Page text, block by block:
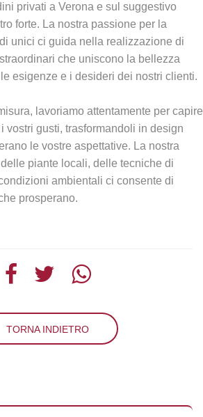
privati a Verona e sul suggestivo
forte. La nostra passione per la
unici ci guida nella realizzazione di
che uniscono la bellezza
esigenze e i desideri dei nostri clienti.
lavoriamo attentamente per capire
vostri gusti, trasformandoli in design
le vostre aspettative. La nostra
piante locali, delle tecniche di
ambientali ci consente di
prosperano.
TORNA INDIETRO